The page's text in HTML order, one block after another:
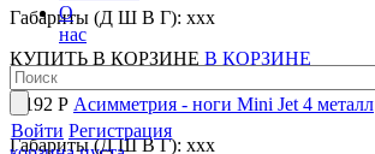
О
нас
Войти Регистрация
Габариты (Д Ш В Г): xxx
КУПИТЬ В КОРЗИНЕ В КОРЗИНЕ
5 192 Р Асимметрия - ноги Mini Jet 4 металл
Габариты (Д Ш В Г): xxx